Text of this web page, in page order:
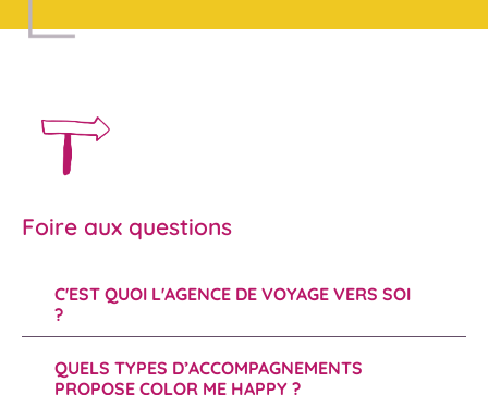
Foire aux questions
C'EST QUOI L'AGENCE DE VOYAGE VERS SOI
?
QUELS TYPES D’ACCOMPAGNEMENTS
PROPOSE COLOR ME HAPPY ?